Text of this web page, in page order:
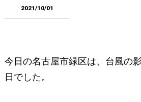
2021/10/01
今日の名古屋市緑区は、台風の
日でした。